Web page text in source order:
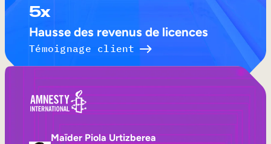
5x
Hausse des revenus de licences
Témoignage client
Maïder Piola Urtizberea